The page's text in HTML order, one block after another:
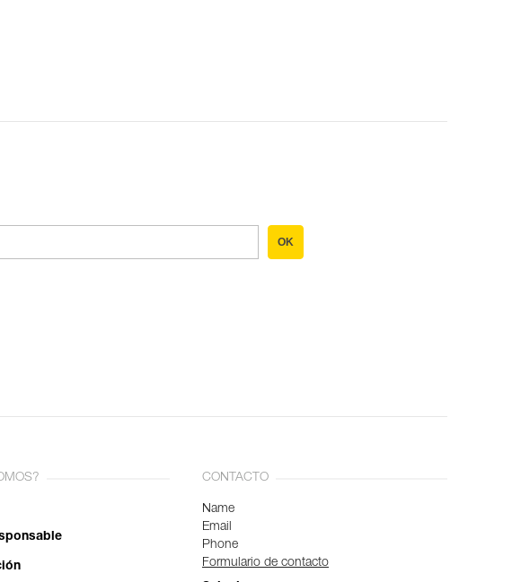
OK
CONTACTO
Name
Email
Phone
Formulario de contacto